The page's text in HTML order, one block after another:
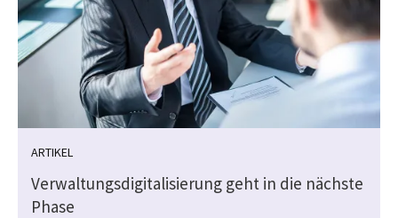
ARTIKEL
Verwaltungsdigitalisierung geht in die nächste
Phase